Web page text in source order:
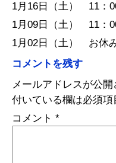
1月16日（土） 11
1月09日（土） 11
1月02日（土） お休
コメントを残す
メールアドレスが公開
付いている欄は必須項
コメント *